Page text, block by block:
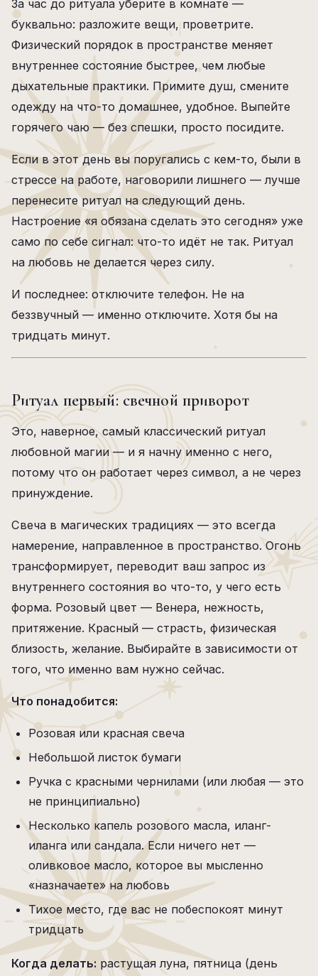
За час до ритуала уберите в комнате —
буквально: разложите вещи, проветрите.
Физический порядок в пространстве меняет
внутреннее состояние быстрее, чем любые
дыхательные практики. Примите душ, смените
одежду на что-то домашнее, удобное. Выпейте
горячего чаю — без спешки, просто посидите.
Если в этот день вы поругались с кем-то, были в
стрессе на работе, наговорили лишнего — лучше
перенесите ритуал на следующий день.
Настроение «я обязана сделать это сегодня» уже
само по себе сигнал: что-то идёт не так. Ритуал
на любовь не делается через силу.
И последнее: отключите телефон. Не на
беззвучный — именно отключите. Хотя бы на
тридцать минут.
Ритуал первый: свечной приворот
Это, наверное, самый классический ритуал
любовной магии — и я начну именно с него,
потому что он работает через символ, а не через
принуждение.
Свеча в магических традициях — это всегда
намерение, направленное в пространство. Огонь
трансформирует, переводит ваш запрос из
внутреннего состояния во что-то, у чего есть
форма. Розовый цвет — Венера, нежность,
притяжение. Красный — страсть, физическая
близость, желание. Выбирайте в зависимости от
того, что именно вам нужно сейчас.
Что понадобится:
Розовая или красная свеча
Небольшой листок бумаги
Ручка с красными чернилами (или любая — это
не принципиально)
Несколько капель розового масла, иланг-
иланга или сандала. Если ничего нет —
оливковое масло, которое вы мысленно
«назначаете» на любовь
Тихое место, где вас не побеспокоят минут
тридцать
Когда делать: растущая луна, пятница (день